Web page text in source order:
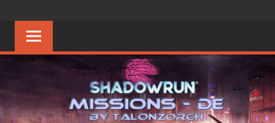
springen
MISSIONS
–
DE
Die
Heimat
Deutschen
Missions
FAQ